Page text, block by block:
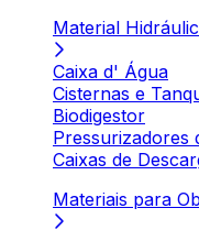
Material
Caixa d' Água
Cisternas e
Biodigestor
Pressurizadores
Caixas de
Materiais para